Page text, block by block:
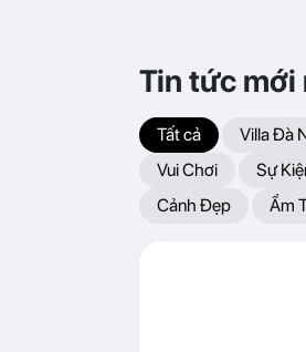
Tin tức mới
Tất cả Villa Đà
Vui Chơi
Sự
Cảnh Đẹp
Ẩm